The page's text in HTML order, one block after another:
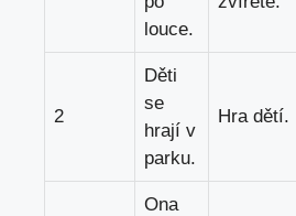
louce.
2
Děti⁤
se
hrají v
parku.
Hra dětí.
Ona